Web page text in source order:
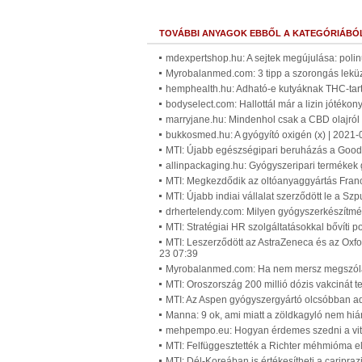
TOVÁBBI ANYAGOK EBBŐL A
mdexpertshop.hu: A sejtek megújulása:
Myrobalanmed.com: 3 tipp a szorongás
hemphealth.hu: Adható-e kutyáknak THC-
bodyselect.com: Hallottál már a lizin
marryjane.hu: Mindenhol csak a CBD
bukkosmed.hu: A gyógyító oxigén (x) |
MTI: Újabb egészségipari beruházás a
allinpackaging.hu: Gyógyszeripari
MTI: Megkezdődik az oltóanyaggyártás
MTI: Újabb indiai vállalat szerződött le a
drhertelendy.com: Milyen
MTI: Stratégiai HR szolgáltatásokkal bővíti
MTI: Leszerződött az AstraZeneca és az
23 07:39
Myrobalanmed.com: Ha nem mersz
MTI: Oroszország 200 millió dózis vakcinát
MTI: Az Aspen gyógyszergyártó olcsóbban
Manna: 9 ok, ami miatt a zöldkagyló nem
mehpempo.eu: Hogyan érdemes szedni a
MTI: Felfüggesztették a Richter méhmióma